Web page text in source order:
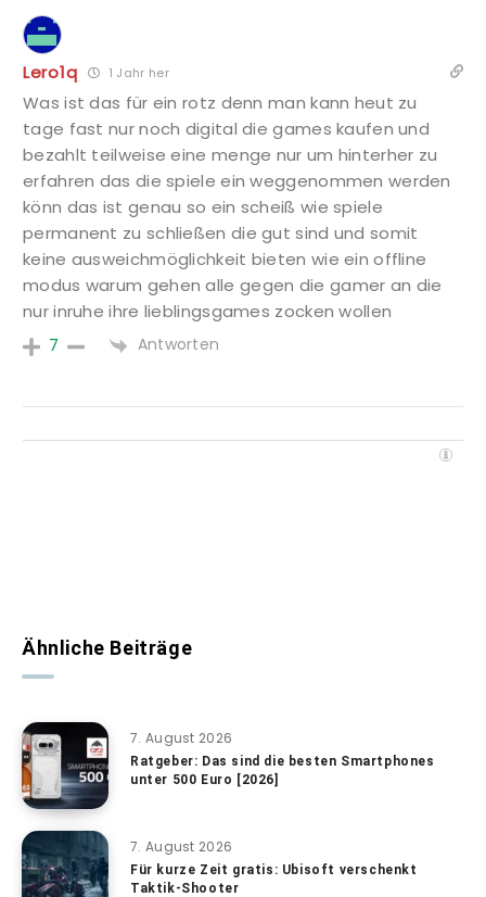
Lero1q 1 Jahr her
Was ist das für ein rotz denn man kann heut zu
tage fast nur noch digital die games kaufen und
bezahlt teilweise eine menge nur um hinterher zu
erfahren das die spiele ein weggenommen werden
könn das ist genau so ein scheiß wie spiele
permanent zu schließen die gut sind und somit
keine ausweichmöglichkeit bieten wie ein offline
modus warum gehen alle gegen die gamer an die
nur inruhe ihre lieblingsgames zocken wollen
7 Antworten
Ähnliche Beiträge
7. August 2026
Ratgeber: Das sind die besten Smartphones
unter 500 Euro [2026]
7. August 2026
Für kurze Zeit gratis: Ubisoft verschenkt
Taktik-Shooter